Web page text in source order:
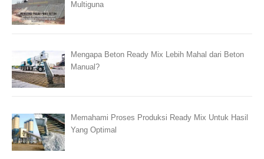
Multiguna
Mengapa Beton Ready Mix Lebih Mahal dari Beton
Manual?
Memahami Proses Produksi Ready Mix Untuk Hasil
Yang Optimal